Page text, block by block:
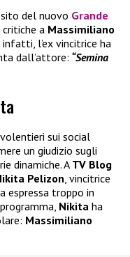
del nuovo Grande
a Massimiliano
l’ex vincitrice ha
dall’attore: “Semina
sui social
un giudizio sugli
dinamiche. A TV Blog
Pelizon , vincitrice
espressa troppo in
Nikita ha
Massimiliano